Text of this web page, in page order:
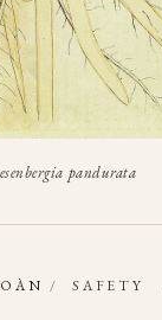
pandurata
/ SAFETY